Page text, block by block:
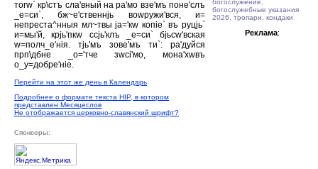
тогw` кр\стъ сла'вный на ра'мо взе'мъ поне'слъ
_е=си`, бж~е'ственнjь воwружи'вся, и=
непреста^нныя мл~твы jа='кw копiе` въ руцjь`
и=мы'й, крjь'пкw ссjь'клъ _е=си` бjьсw'вская
w=полч_е'нiя. тjь'мъ зове'мъ ти`: ра'дуйся
прп\дбне _о='тче зwсi'мо, мона'хwвъ
о_у=добре'нiе.
Перейти на этот же день в Календарь
Подробнее о формате текста HIP, в котором
представлен Месяцеслов
Не отображается церковно-славянский шрифт?
богослужение,
богослужебные указания
2026, тропари, кондаки
Реклама:
Спонсоры: